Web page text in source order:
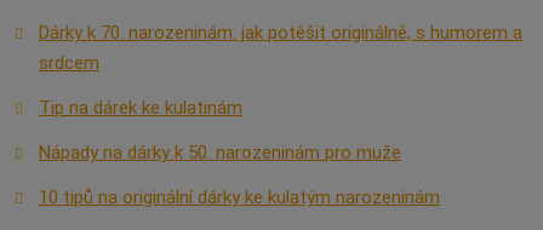
Dárky k 70. narozeninám: jak potěšit originálně, s humorem a
srdcem
Tip na dárek ke kulatinám
Nápady na dárky k 50. narozeninám pro muže
10 tipů na originální dárky ke kulatým narozeninám